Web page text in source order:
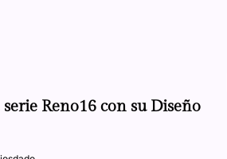
Reno16 con su Diseño